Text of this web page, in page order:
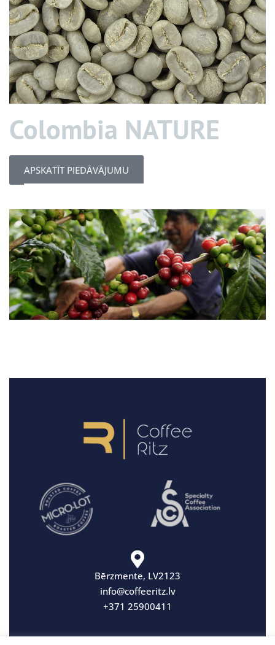
Colombia NATURE
APSKATĪT PIEDĀVĀJUMU
Bērzmente, LV2123
info@coffeeritz.lv
+371 25900411